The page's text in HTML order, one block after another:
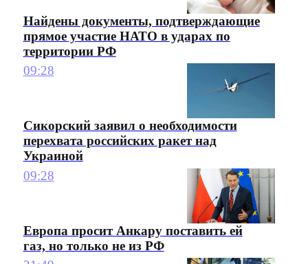
Найдены документы, подтверждающие
прямое участие НАТО в ударах по
территории РФ
09:28
Сикорский заявил о необходимости
перехвата российских ракет над
Украиной
09:28
Европа просит Анкару поставить ей
газ, но только не из РФ